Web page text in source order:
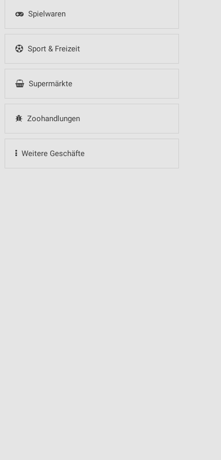
Spielwaren
Sport & Freizeit
Supermärkte
Zoohandlungen
Weitere Geschäfte